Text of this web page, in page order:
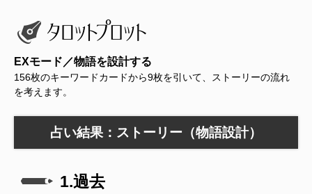
EXモード／物語を設計する
156枚のキーワードカードから9枚を引いて、ストーリーの流れ
を考えます。
占い結果：ストーリー（物語設計）
1.過去